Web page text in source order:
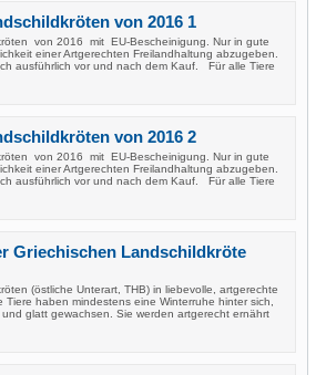
von 2016 1
von 2016 mit EU-Bescheinigung. Nur in gute
einer Artgerechten Freilandhaltung abzugeben.
ausführlich vor und nach dem Kauf. Für alle Tiere
von 2016 2
von 2016 mit EU-Bescheinigung. Nur in gute
einer Artgerechten Freilandhaltung abzugeben.
ausführlich vor und nach dem Kauf. Für alle Tiere
Griechischen Landschildkröte
(östliche Unterart, THB) in liebevolle, artgerechte
Tiere haben mindestens eine Winterruhe hinter sich,
glatt gewachsen. Sie werden artgerecht ernährt